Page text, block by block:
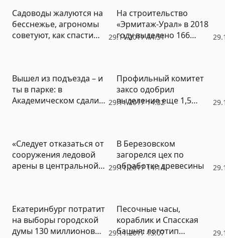
29.11.2017 14:51
Садоводы жалуются на
бесснежье, агрономы
советуют, как спасти
На строительство
«Эрмитаж-Урал» в 2018
году выделено 166
29.11.2017 14:32
Вышел из подъезда – и
ты в парке: в
Академическом сдали
Профильный комитет
заксо одобрил
выделение еще 1,5
29.11.2017 14:14
«Следует отказаться от
сооружения ледовой
арены в центральной
УГМК
В Березовском
загорелся цех по
обработке древесины
29.11.2017 13:07
Екатеринбург потратит
на выборы городской
думы 130 миллионов
Песочные часы,
кораблик и Спасская
башня: логотип